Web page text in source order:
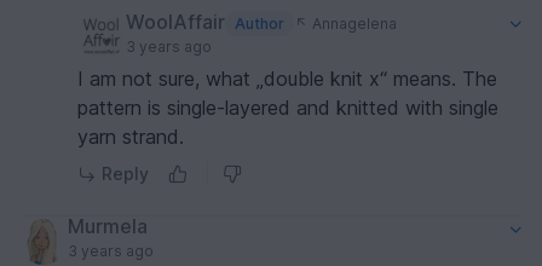
WoolAffair Author
Annagelena
3 years ago
I am not sure, what „double knit x“ means. The
pattern is single-layered and knitted with single
yarn strand.
Reply
Murmela
3 years ago